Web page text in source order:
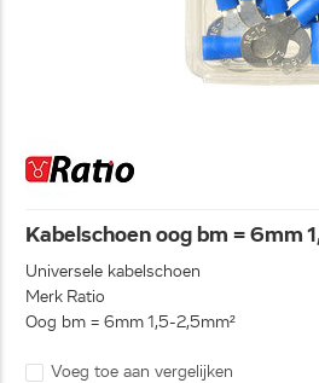
Kabelschoen oog bm = 6mm
Universele kabelschoen
Merk Ratio
Oog bm = 6mm 1,5-2,5mm²
Voeg toe aan vergelijken